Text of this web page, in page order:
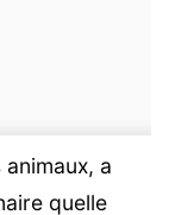
a
quelle